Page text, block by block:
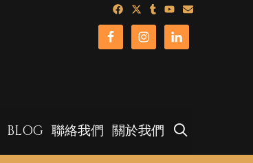
BLOG 聯絡我們 關於我們